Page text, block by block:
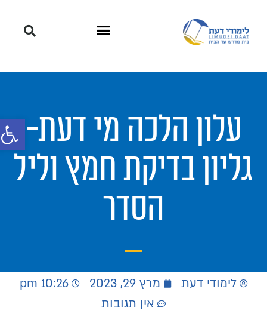
פתח עלון הלכה מי דעת-
גליון בדיקת חמץ וליל
הסדר
לימודי דעת מרץ 29, 2023
10:26 pm
אין תגובות